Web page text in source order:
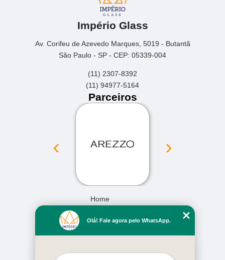
Império Glass
Av. Corifeu de Azevedo Marques, 5019 - Butantã
São Paulo - SP - CEP: 05339-004
(11) 2307-8392
(11) 94977-5164
Parceiros
‹ ›
Home
Missão
Olá! Fale agora pelo WhatsApp.